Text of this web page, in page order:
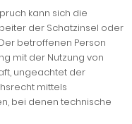
kann sich die
der Schatzinsel oder
betroffenen Person
mit der Nutzung von
ungeachtet der
mittels
bei denen technische